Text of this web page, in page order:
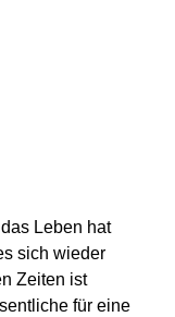
Leben hat
sich wieder
Zeiten ist
für eine